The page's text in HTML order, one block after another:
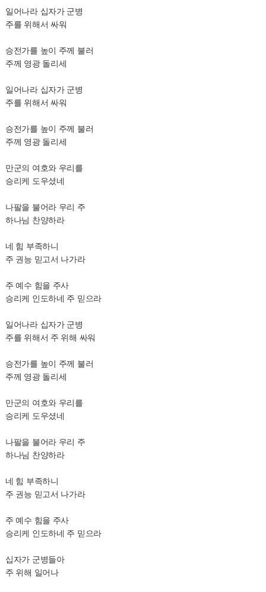
일어나라 십자가 군병
주를 위해서 싸워
승전가를 높이 주께 불러
주께 영광 돌리세
일어나라 십자가 군병
주를 위해서 싸워
승전가를 높이 주께 불러
주께 영광 돌리세
만군의 여호와 우리를
승리케 도우셨네
나팔을 불어라 우리 주
하나님 찬양하라
네 힘 부족하니
주 권능 믿고서 나가라
주 예수 힘을 주사
승리케 인도하네 주 믿으라
일어나라 십자가 군병
주를 위해서 주 위해 싸워
승전가를 높이 주께 불러
주께 영광 돌리세
만군의 여호와 우리를
승리케 도우셨네
나팔을 불어라 우리 주
하나님 찬양하라
네 힘 부족하니
주 권능 믿고서 나가라
주 예수 힘을 주사
승리케 인도하네 주 믿으라
십자가 군병들아
주 위해 일어나